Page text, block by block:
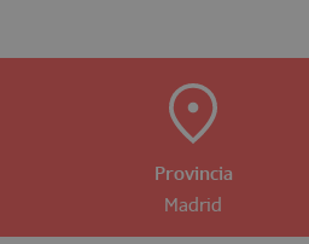
Provincia
Madrid